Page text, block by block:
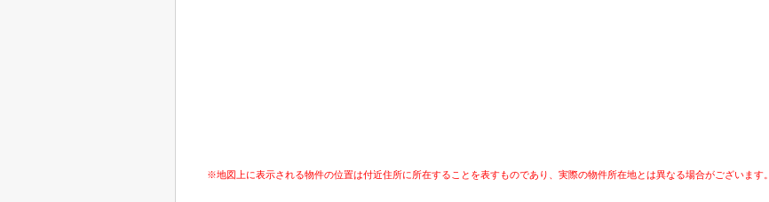
※地図上に表示される物件の位置は付近住所に所在することを表すものであり、実際の物件所在地とは異なる場合がございます。